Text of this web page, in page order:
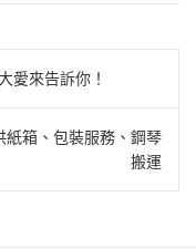
愛來告訴你！
箱、包裝服務、鋼琴
搬運